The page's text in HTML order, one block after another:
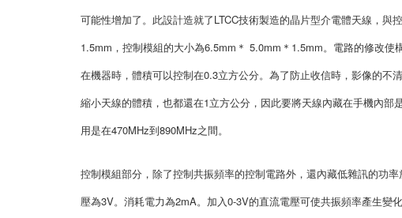
可能性增加了。此設計造就了LTCC技術製造的晶片型介電體天線，
1.5mm，控制模組的大小為6.5mm＊ 5.0mm＊1.5mm。電路的修改
在機器時，體積可以控制在0.3立方公分。為了防止收信時，影像的
縮小天線的體積，也都還在1立方公分，因此要將天線內藏在手機內
用是在470MHz到890MHz之間。
控制模組部分，除了控制共振頻率的控制電路外，還內藏低雜訊的功
壓為3V。消耗電力為2mA。加入0-3V的直流電壓可使共振頻率產生